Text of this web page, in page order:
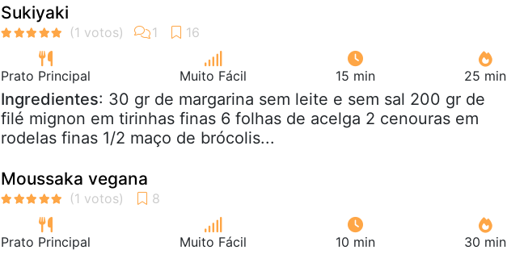
Sukiyaki
Prato Principal Muito Fácil 15 min 25 min
Ingredientes: 30 gr de margarina sem leite e sem sal 200 gr de
filé mignon em tirinhas finas 6 folhas de acelga 2 cenouras em
rodelas finas 1/2 maço de brócolis...
Moussaka vegana
Prato Principal Muito Fácil 10 min 30 min